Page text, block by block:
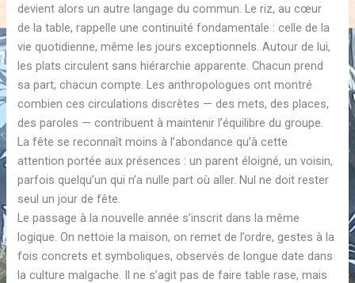
devient alors un autre langage du commun. Le riz, au cœur
de la table, rappelle une continuité fondamentale : celle de la
vie quotidienne, même les jours exceptionnels. Autour de lui,
les plats circulent sans hiérarchie apparente. Chacun prend
sa part, chacun compte. Les anthropologues ont montré
combien ces circulations discrètes — des mets, des places,
des paroles — contribuent à maintenir l’équilibre du groupe.
La fête se reconnaît moins à l’abondance qu’à cette
attention portée aux présences : un parent éloigné, un voisin,
parfois quelqu’un qui n’a nulle part où aller. Nul ne doit rester
seul un jour de fête.
Le passage à la nouvelle année s’inscrit dans la même
logique. On nettoie la maison, on remet de l’ordre, gestes à la
fois concrets et symboliques, observés de longue date dans
la culture malgache. Il ne s’agit pas de faire table rase, mais